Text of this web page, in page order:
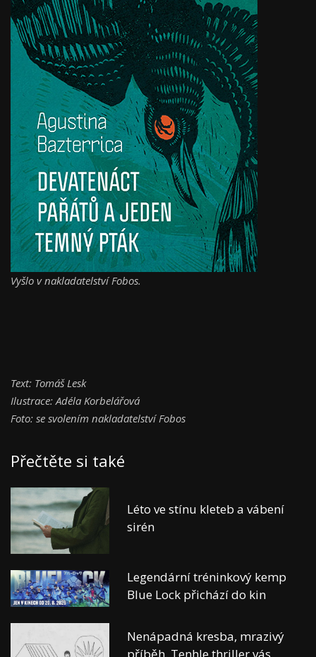
Vyšlo v nakladatelství Fobos.
Text: Tomáš Lesk
Ilustrace: Adéla Korbelářová
Foto: se svolením nakladatelství Fobos
Přečtěte si také
Léto ve stínu kleteb a vábení
sirén
Legendární tréninkový kemp
Blue Lock přichází do kin
Nenápadná kresba, mrazivý